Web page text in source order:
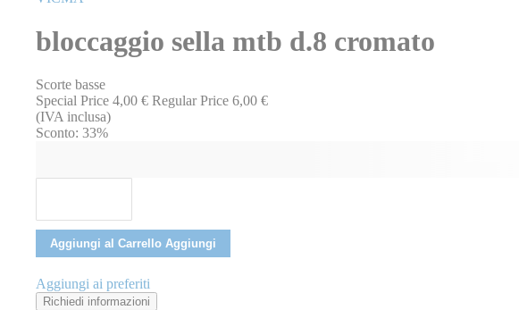
di
bloccaggio sella mtb d.8 cromato
Scorte basse
Special Price 4,00 € Regular Price 6,00 €
(IVA inclusa)
Sconto: 33%
Aggiungi al Carrello Aggiungi
Aggiungi ai preferiti
Richiedi informazioni